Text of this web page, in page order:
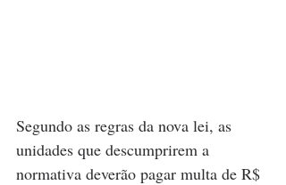
Segundo as regras da nova lei, as
unidades que descumprirem a
normativa deverão pagar multa de R$